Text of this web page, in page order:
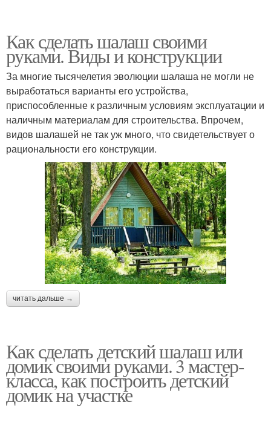
Как сделать шалаш своими
руками. Виды и конструкции
За многие тысячелетия эволюции шалаша не могли не
выработаться варианты его устройства,
приспособленные к различным условиям эксплуатации и
наличным материалам для строительства. Впрочем,
видов шалашей не так уж много, что свидетельствует о
рациональности его конструкции.
читать дальше →
Как сделать детский шалаш или
домик своими руками. 3 мастер-
класса, как построить детский
домик на участке